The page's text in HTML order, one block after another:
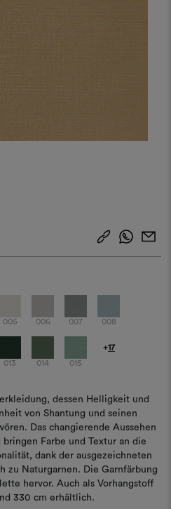
005 006 007 008
013 014 015
+17
dessen Helligkeit und
von Shantung und seinen
Das changierende Aussehen
Farbe und Textur an die
dank der ausgezeichneten
zu Naturgarnen. Die Garnfärbung
hervor. Auch als Vorhangstoff
330 cm erhältlich.